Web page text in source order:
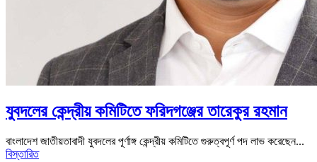
যুবদলের কেন্দ্রীয় কমিটিতে ফরিদগঞ্জের তারেকুর রহমান
বাংলাদেশ জাতীয়তাবাদী যুবদলের পূর্ণাঙ্গ কেন্দ্রীয় কমিটিতে গুরুত্বপূর্ণ পদ লাভ করেছেন...
বিস্তারিত